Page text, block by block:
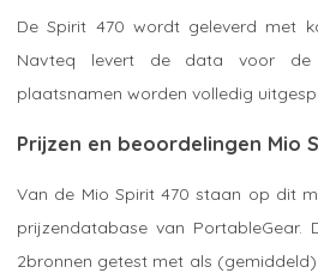
De Spirit 470 wordt geleverd met
Navteq levert de data voor de
plaatsnamen worden volledig
Prijzen en beoordelingen Mio
Van de Mio Spirit 470 staan op dit
prijzendatabase van PortableGear.
2bronnen getest met als (gemiddeld)